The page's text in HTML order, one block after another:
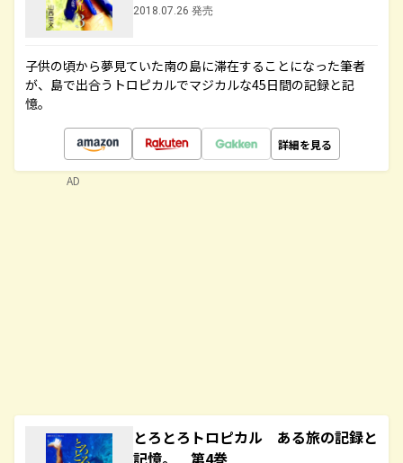
2018.07.26 発売
子供の頃から夢見ていた南の島に滞在することになった筆者
が、島で出合うトロピカルでマジカルな45日間の記録と記
憶。
詳細を見る
とろとろトロピカル ある旅の記録と
記憶。 第4巻
AD